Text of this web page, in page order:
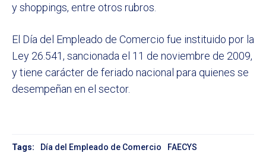
y shoppings, entre otros rubros.
El Día del Empleado de Comercio fue instituido por la
Ley 26.541, sancionada el 11 de noviembre de 2009,
y tiene carácter de feriado nacional para quienes se
desempeñan en el sector.
Tags: Día del Empleado de Comercio FAECYS